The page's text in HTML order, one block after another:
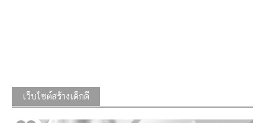
เว็บไซต์สร้างเด็กดี